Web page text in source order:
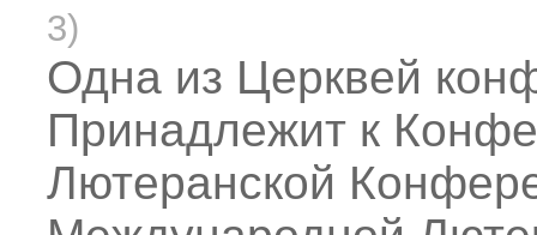
3)
Одна из Церквей
Принадлежит к
Лютеранской